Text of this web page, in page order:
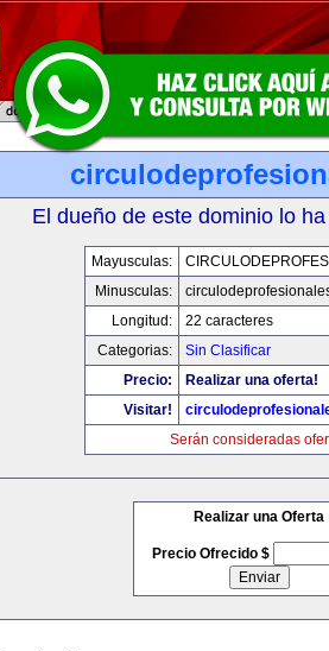
El dueño de este dominio lo
Mayusculas:
Minusculas:
Longitud:
22 caracteres
Categorias:
Sin Clasificar
Precio:
Realizar una oferta!
Visitar!
Serán consideradas
Realizar una Oferta
Precio Ofrecido $